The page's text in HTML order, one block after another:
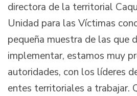
directora de la territorial
Unidad para las Víctimas
pequeña muestra de las que
implementar, estamos muy
autoridades, con los líderes
entes territoriales a trabajar.